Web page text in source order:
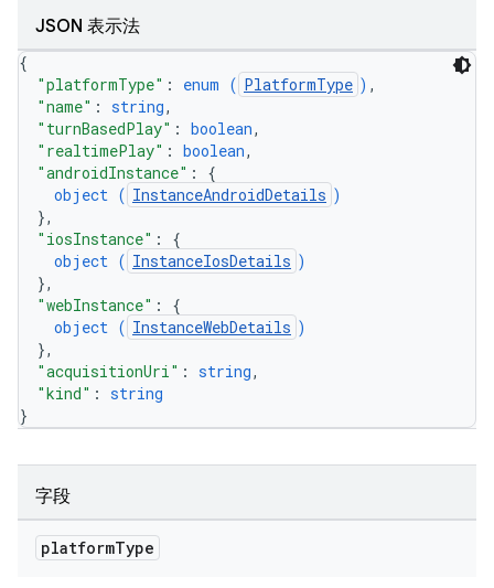
JSON 表示法
{
"platformType" : enum ( PlatformType ) ,
"name" : string,
"turnBasedPlay" : boolean,
"realtimePlay" : boolean,
"androidInstance" : {
object ( InstanceAndroidDetails )
},
"iosInstance" : {
object ( InstanceIosDetails )
},
"webInstance" : {
object ( InstanceWebDetails )
},
"acquisitionUri" : string,
"kind" : string
}
字段
platformType